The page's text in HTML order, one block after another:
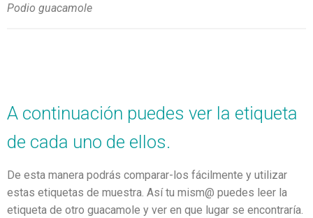
Podio guacamole
A continuación puedes ver la etiqueta
de cada uno de ellos.
De esta manera podrás comparar-los fácilmente y utilizar
estas etiquetas de muestra. Así tu mism@ puedes leer la
etiqueta de otro guacamole y ver en que lugar se encontraría.